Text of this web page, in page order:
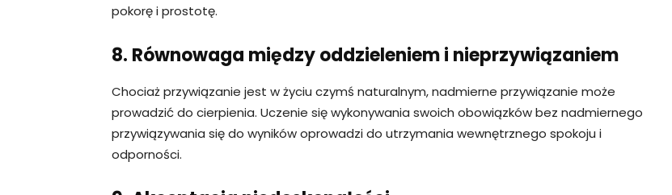
pokorę i prostotę.
8. Równowaga między oddzieleniem i nieprzywiązaniem
Chociaż przywiązanie jest w życiu czymś naturalnym, nadmierne przywiązanie może
prowadzić do cierpienia. Uczenie się wykonywania swoich obowiązków bez nadmiernego
przywiązywania się do wyników oprowadzi do utrzymania wewnętrznego spokoju i
odporności.